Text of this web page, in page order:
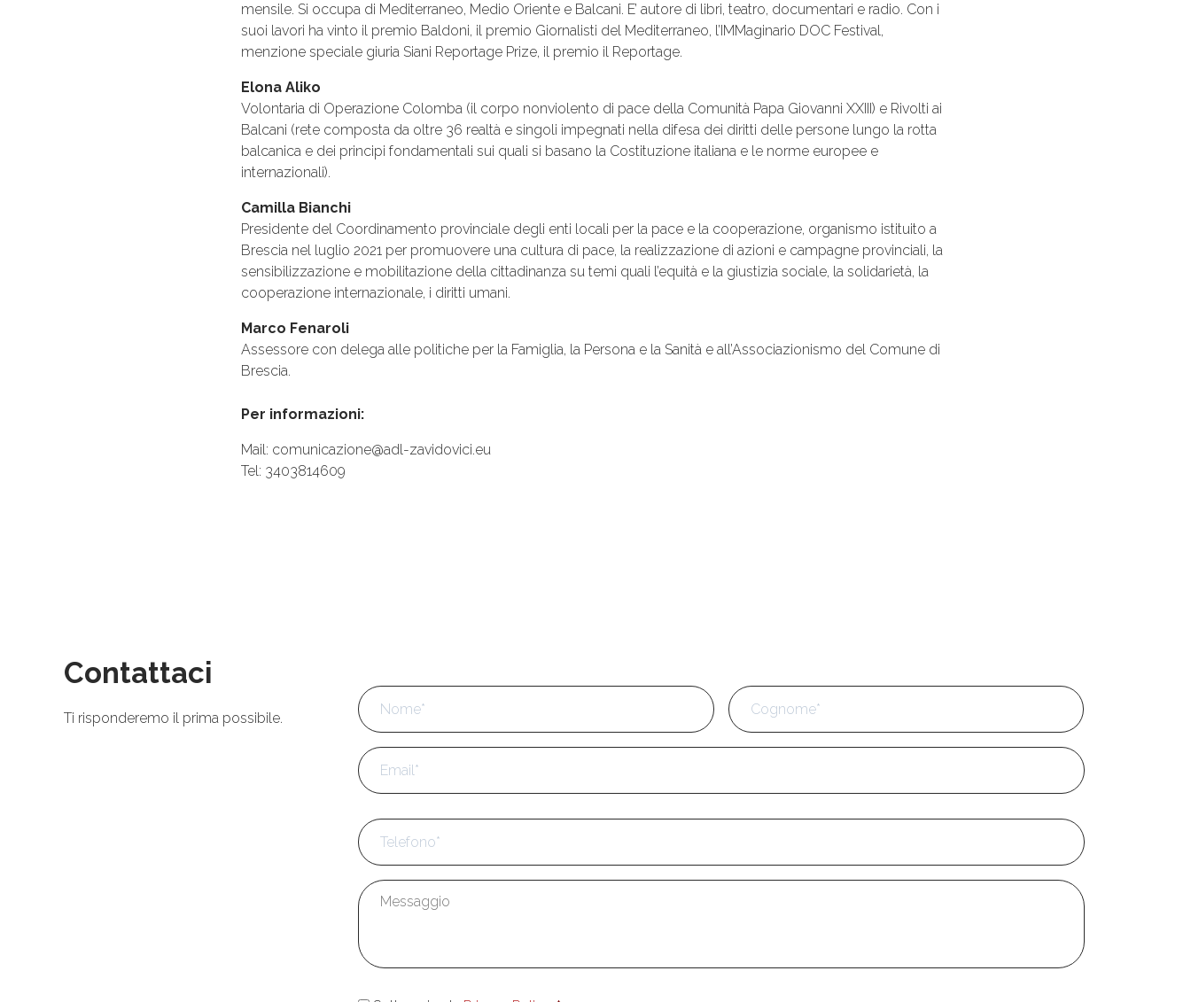
mensile. Si occupa di Mediterraneo, Medio Oriente e Balcani. E’ autore di libri, teatro, documentari e radio. Con i
suoi lavori ha vinto il premio Baldoni, il premio Giornalisti del Mediterraneo, l’IMMaginario DOC Festival,
menzione speciale giuria Siani Reportage Prize, il premio il Reportage.
Elona Aliko
Volontaria di Operazione Colomba (il corpo nonviolento di pace della Comunità Papa Giovanni XXIII) e Rivolti ai
Balcani (rete composta da oltre 36 realtà e singoli impegnati nella difesa dei diritti delle persone lungo la rotta
balcanica e dei principi fondamentali sui quali si basano la Costituzione italiana e le norme europee e
internazionali).
Camilla Bianchi
Presidente del Coordinamento provinciale degli enti locali per la pace e la cooperazione, organismo istituito a
Brescia nel luglio 2021 per promuovere una cultura di pace, la realizzazione di azioni e campagne provinciali, la
sensibilizzazione e mobilitazione della cittadinanza su temi quali l’equità e la giustizia sociale, la solidarietà, la
cooperazione internazionale, i diritti umani.
Marco Fenaroli
Assessore con delega alle politiche per la Famiglia, la Persona e la Sanità e all’Associazionismo del Comune di
Brescia.
Per informazioni:
Mail: comunicazione@adl-zavidovici.eu
Tel: 3403814609
Contattaci
Ti risponderemo il prima possibile.
Nome * Nome
Email
Telefono *
Messaggio
Consenso